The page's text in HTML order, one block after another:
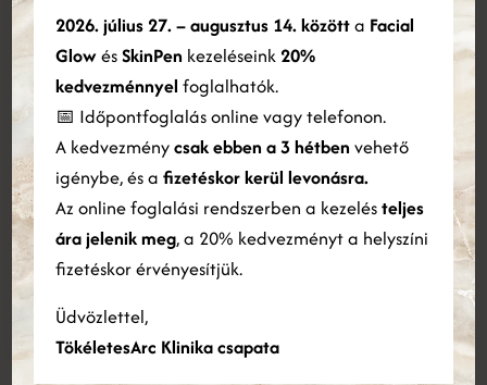
Szakértelem, precizitás, bizalom
A Tökéletes Arc Klinika alapítója, Dr. Beke Dóra
bőrgyógyász-kozmetológus, aki évek óta segíti pácienseit
a természetes szépség megőrzésében és az öregedési
folyamatok finomításában. Célja, hogy a legkorszerűbb
kezelésekkel és egyénre szabott megoldásokkal érje el a
legjobb eredményeket.
Csapatunk professzionális és elhivatott szakemberekből
áll, akik azon dolgoznak, hogy minden páciens személyre
szabott, magas színvonalú ellátásban részesüljön.
2026. július 27. – augusztus 14. közötta Facial
GlowésSkinPen kezeléseink 20%
kedvezménnyel foglalhatók.
📅 Időpontfoglalás online vagy telefonon.
A kedvezménycsak ebben a 3 hétben vehető
igénybe, és a fizetéskor kerül levonásra.
Az online foglalási rendszerben a kezelésteljes
ára jelenik meg, a 20% kedvezményt a helyszíni
fizetéskor érvényesítjük.
Üdvözlettel,
TökéletesArc Klinika csapata
Ez a weboldal sütiket használ
Cookie-kat használunk a tartalom, a hirdetések személyre
szabására és a forgalom elemzésére. Webhelyünk Ön általi
használatára vonatkozó információkat megosztjuk hirdetési és
elemző partnereinkkel is, akik egyesíthetik azokat más
információkkal, amelyeket Ön biztosított számukra, vagy
amelyeket a szolgáltatásaik Ön általi használatából gyűjtöttek
össze.
Bővebben
ÖSSZES ELFOGADÁSA
ÖSSZES ELUTASÍTÁSA